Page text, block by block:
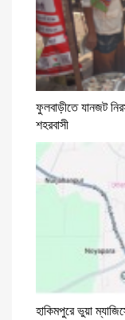
ফুলবাড়ীতে যানজট
শহরবাসী
হাকিমপুরে ভুয়া